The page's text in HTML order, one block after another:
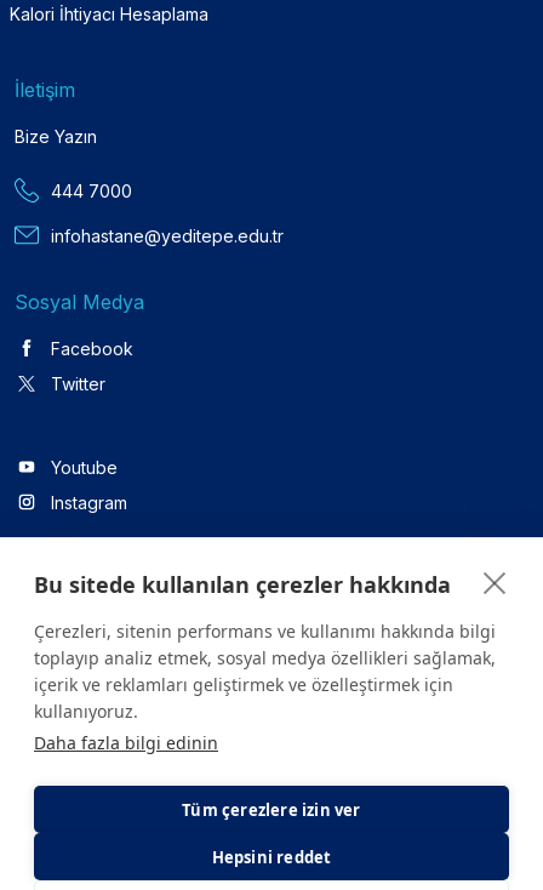
Kalori İhtiyacı Hesaplama
İletişim
Bize Yazın
444 7000
infohastane@yeditepe.edu.tr
Sosyal Medya
Facebook
Twitter
Youtube
Instagram
Linkedin
Sitede yer alan tüm içerikler yalnızca bilgilendirme amaçlıdır.
Sağlığınızla ilgili sorularınız için mutlaka doktoruza ya da bir sağlık
kuruluşuna başvurunuz.
Gizlilik ve Çerez Politikası KVKK Aydınlatma Metni
Bu sitede kullanılan çerezler hakkında
Çerezleri, sitenin performans ve kullanımı hakkında bilgi
toplayıp analiz etmek, sosyal medya özellikleri sağlamak,
içerik ve reklamları geliştirmek ve özelleştirmek için
kullanıyoruz.
Daha fazla bilgi edinin
Tüm çerezlere izin ver
Hepsini reddet